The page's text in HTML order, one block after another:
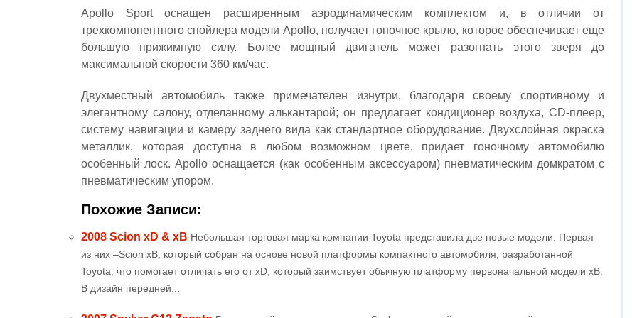
Apollo Sport оснащен расширенным аэродинамическим комплектом и, в отличии от
трехкомпонентного спойлера модели Apollo, получает гоночное крыло, которое обеспечивает еще
большую прижимную силу. Более мощный двигатель может разогнать этого зверя до
максимальной скорости 360 км/час.
Двухместный автомобиль также примечателен изнутри, благодаря своему спортивному и
элегантному салону, отделанному алькантарой; он предлагает кондиционер воздуха, CD-плеер,
систему навигации и камеру заднего вида как стандартное оборудование. Двухслойная окраска
металлик, которая доступна в любом возможном цвете, придает гоночному автомобилю
особенный лоск. Apollo оснащается (как особенным аксессуаром) пневматическим домкратом с
пневматическим упором.
Похожие Записи:
2008 Scion xD & xB Небольшая торговая марка компании Toyota представила две новые модели. Первая
из них –Scion xB, который собран на основе новой платформы компактного автомобиля, разработанной
Toyota, что помогает отличать его от xD, который заимствует обычную платформу первоначальной модели xB.
В дизайн передней...